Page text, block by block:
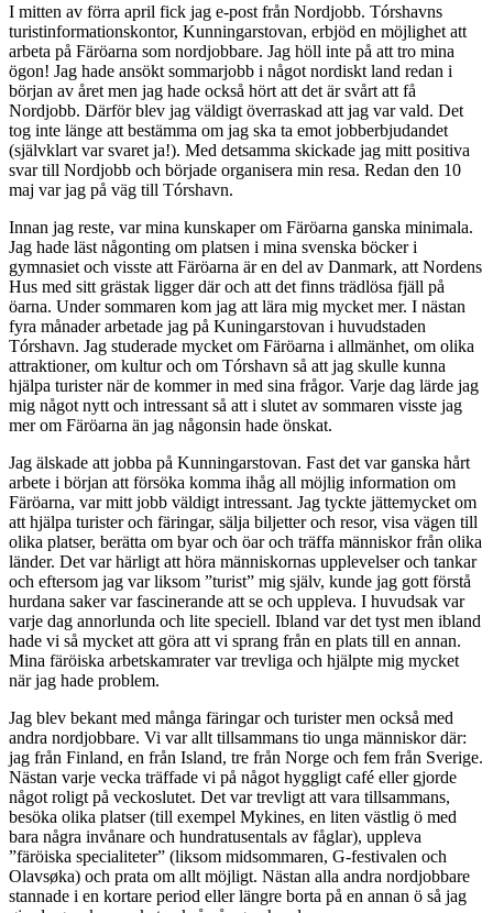
I mitten av förra april fick jag e-post från Nordjobb. Tórshavns
turistinformationskontor, Kunningarstovan, erbjöd en möjlighet att
arbeta på Färöarna som nordjobbare. Jag höll inte på att tro mina
ögon! Jag hade ansökt sommarjobb i något nordiskt land redan i
början av året men jag hade också hört att det är svårt att få
Nordjobb. Därför blev jag väldigt överraskad att jag var vald. Det
tog inte länge att bestämma om jag ska ta emot jobberbjudandet
(självklart var svaret ja!). Med detsamma skickade jag mitt positiva
svar till Nordjobb och började organisera min resa. Redan den 10
maj var jag på väg till Tórshavn.
Innan jag reste, var mina kunskaper om Färöarna ganska minimala.
Jag hade läst någonting om platsen i mina svenska böcker i
gymnasiet och visste att Färöarna är en del av Danmark, att Nordens
Hus med sitt grästak ligger där och att det finns trädlösa fjäll på
öarna. Under sommaren kom jag att lära mig mycket mer. I nästan
fyra månader arbetade jag på Kuningarstovan i huvudstaden
Tórshavn. Jag studerade mycket om Färöarna i allmänhet, om olika
attraktioner, om kultur och om Tórshavn så att jag skulle kunna
hjälpa turister när de kommer in med sina frågor. Varje dag lärde jag
mig något nytt och intressant så att i slutet av sommaren visste jag
mer om Färöarna än jag någonsin hade önskat.
Jag älskade att jobba på Kunningarstovan. Fast det var ganska hårt
arbete i början att försöka komma ihåg all möjlig information om
Färöarna, var mitt jobb väldigt intressant. Jag tyckte jättemycket om
att hjälpa turister och färingar, sälja biljetter och resor, visa vägen till
olika platser, berätta om byar och öar och träffa människor från olika
länder. Det var härligt att höra människornas upplevelser och tankar
och eftersom jag var liksom ”turist” mig själv, kunde jag gott förstå
hurdana saker var fascinerande att se och uppleva. I huvudsak var
varje dag annorlunda och lite speciell. Ibland var det tyst men ibland
hade vi så mycket att göra att vi sprang från en plats till en annan.
Mina färöiska arbetskamrater var trevliga och hjälpte mig mycket
när jag hade problem.
Jag blev bekant med många färingar och turister men också med
andra nordjobbare. Vi var allt tillsammans tio unga människor där:
jag från Finland, en från Island, tre från Norge och fem från Sverige.
Nästan varje vecka träffade vi på något hyggligt café eller gjorde
något roligt på veckoslutet. Det var trevligt att vara tillsammans,
besöka olika platser (till exempel Mykines, en liten västlig ö med
bara några invånare och hundratusentals av fåglar), uppleva
”färöiska specialiteter” (liksom midsommaren, G-festivalen och
Olavsøka) och prata om allt möjligt. Nästan alla andra nordjobbare
stannade i en kortare period eller längre borta på en annan ö så jag